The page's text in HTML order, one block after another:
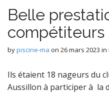
Belle
compétiteurs
bypiscine-ma on 26 mars 2023 in
Ils étaient 18 nageurs du
Aussillon à participer à la